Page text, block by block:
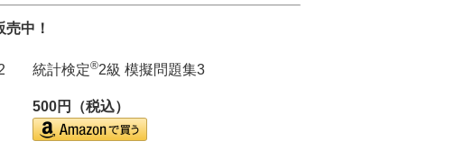
中！
統計検定®2級 模擬問題集3
500円（税込）